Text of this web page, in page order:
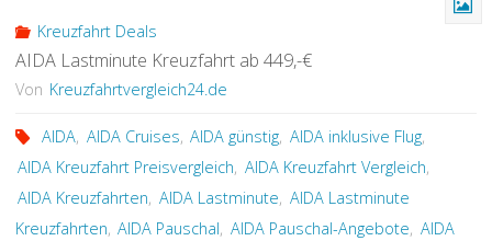
Kreuzfahrt Deals
AIDA Lastminute Kreuzfahrt ab 449,-€
Von Kreuzfahrtvergleich24.de
AIDA, AIDA Cruises, AIDA günstig, AIDA inklusive Flug,
AIDA Kreuzfahrt Preisvergleich, AIDA Kreuzfahrt Vergleich,
AIDA Kreuzfahrten, AIDA Lastminute, AIDA Lastminute
Kreuzfahrten, AIDA Pauschal, AIDA Pauschal-Angebote, AIDA